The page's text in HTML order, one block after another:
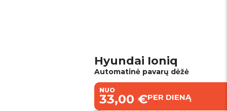
Hyundai Ioniq
Automatinė pavarų dėžė
NUO
€33,00 €PER DIENĄ